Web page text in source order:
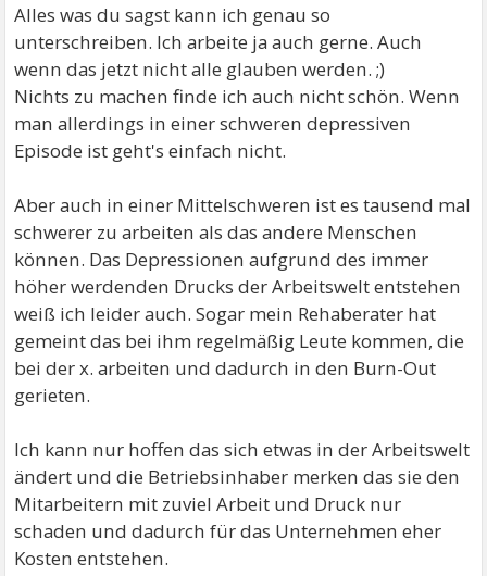
Alles was du sagst kann ich genau so
unterschreiben. Ich arbeite ja auch gerne. Auch
wenn das jetzt nicht alle glauben werden. ;)
Nichts zu machen finde ich auch nicht schön. Wenn
man allerdings in einer schweren depressiven
Episode ist geht's einfach nicht.
Aber auch in einer Mittelschweren ist es tausend mal
schwerer zu arbeiten als das andere Menschen
können. Das Depressionen aufgrund des immer
höher werdenden Drucks der Arbeitswelt entstehen
weiß ich leider auch. Sogar mein Rehaberater hat
gemeint das bei ihm regelmäßig Leute kommen, die
bei der x. arbeiten und dadurch in den Burn-Out
gerieten.
Ich kann nur hoffen das sich etwas in der Arbeitswelt
ändert und die Betriebsinhaber merken das sie den
Mitarbeitern mit zuviel Arbeit und Druck nur
schaden und dadurch für das Unternehmen eher
Kosten entstehen.